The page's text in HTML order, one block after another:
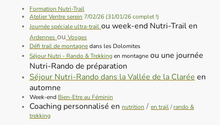
Formation Nutri-Trail
Atelier Ventre serein 7/02/26 (31/01/26 complet !)
Journée spéciale ultra-trail ou week-end Nutri-Trail en
Ardennes ou Vosges
Défi trail de montagnedans les Dolomites
Séjour Nutri - Rando & Trekkingen montagne ou une journée
Nutri-Rando de préparation
Séjour Nutri-Rando dans la Vallée de la Clarée en
automne
Week-end Bien-Etre au Féminin
Coaching personnalisé en nutrition / en trail/rando &
trekking